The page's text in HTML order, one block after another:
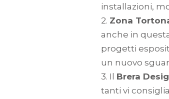
installazioni,
2. Zona
anche in
progetti
un nuovo
3. Il Brera
tanti vi